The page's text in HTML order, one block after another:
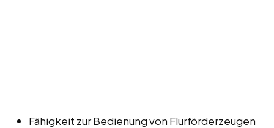
Fähigkeit zur Bedienung von Flurförderzeugen